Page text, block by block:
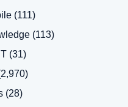
(111)
(113)
(31)
(28)